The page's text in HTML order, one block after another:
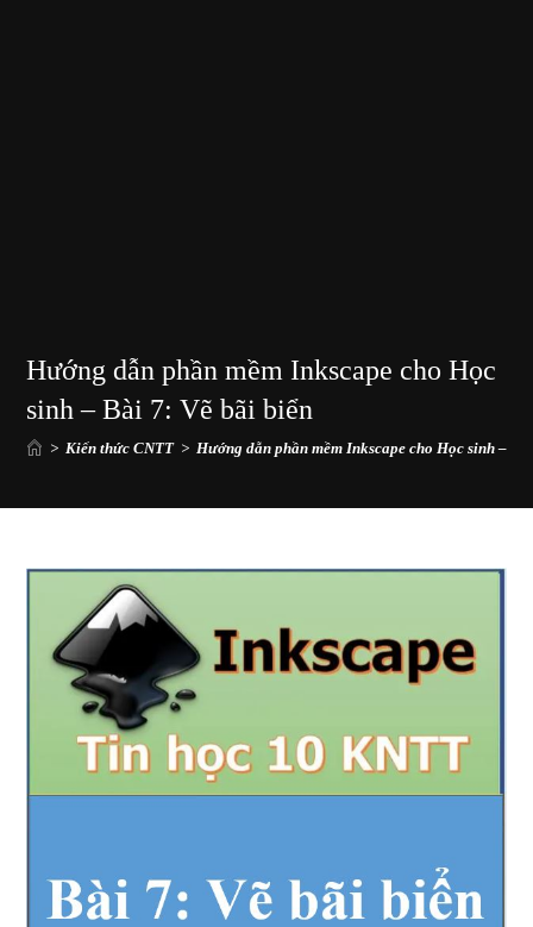
Hướng dẫn phần mềm Inkscape cho Học
sinh – Bài 7: Vẽ bãi biển
> Kiến thức CNTT > Hướng dẫn phần mềm Inkscape cho Học sinh –